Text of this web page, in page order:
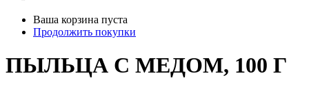
Ваша корзина пуста
Продолжить покупки
ПЫЛЬЦА С МЕДОМ, 100 Г